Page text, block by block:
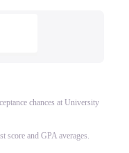
chances at University
score and GPA averages.